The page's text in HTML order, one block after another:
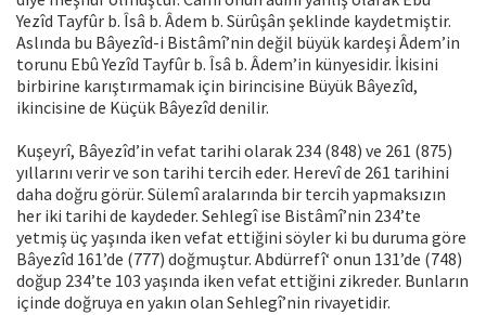
Yezîd Tayfûr b. Îsâ b. Âdem b. Sürûşân şeklinde kaydetmiştir.
Aslında bu Bâyezîd-i Bistâmî’nin değil büyük kardeşi Âdem’in
torunu Ebû Yezîd Tayfûr b. Îsâ b. Âdem’in künyesidir. İkisini
birbirine karıştırmamak için birincisine Büyük Bâyezîd,
ikincisine de Küçük Bâyezîd denilir.
Kuşeyrî, Bâyezîd’in vefat tarihi olarak 234 (848) ve 261 (875)
yıllarını verir ve son tarihi tercih eder. Herevî de 261 tarihini
daha doğru görür. Sülemî aralarında bir tercih yapmaksızın
her iki tarihi de kaydeder. Sehlegî ise Bistâmî’nin 234’te
yetmiş üç yaşında iken vefat ettiğini söyler ki bu duruma göre
Bâyezîd 161’de (777) doğmuştur. Abdürrefî‘ onun 131’de (748)
doğup 234’te 103 yaşında iken vefat ettiğini zikreder. Bunların
içinde doğruya en yakın olan Sehlegî’nin rivayetidir.